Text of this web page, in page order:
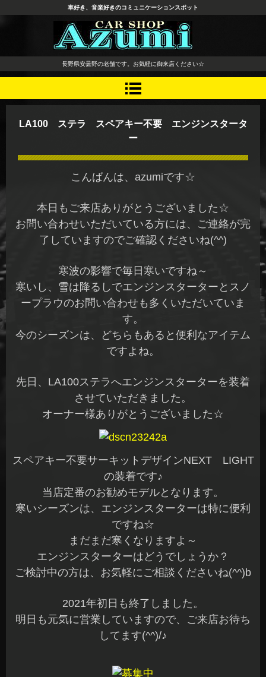
長野県 安曇野市 タイヤ ホ
イール デッドニング カーオ
ーディオ レカロシート
車好き、音楽好きのコミュニケーションスポット
長野県安曇野の老舗です。お気軽に御来店ください☆
LA100 ステラ スペアキー不要 エンジンスタータ
ー
こんばんは、azumiです☆
本日もご来店ありがとうございました☆
お問い合わせいただいている方には、ご連絡が完
了していますのでご確認くださいね(^^)
寒波の影響で毎日寒いですね～
寒いし、雪は降るしでエンジンスターターとスノ
ープラウのお問い合わせも多くいただいていま
す。
今のシーズンは、どちらもあると便利なアイテム
ですよね。
先日、LA100ステラへエンジンスターターを装着
させていただきました。
オーナー様ありがとうございました☆
スペアキー不要サーキットデザインNEXT LIGHT
の装着です♪
当店定番のお勧めモデルとなります。
寒いシーズンは、エンジンスターターは特に便利
ですね☆
まだまだ寒くなりますよ～
エンジンスターターはどうでしょうか？
ご検討中の方は、お気軽にご相談くださいね(^^)b
2021年初日も終了しました。
明日も元気に営業していますので、ご来店お待ち
してます(^^)/♪